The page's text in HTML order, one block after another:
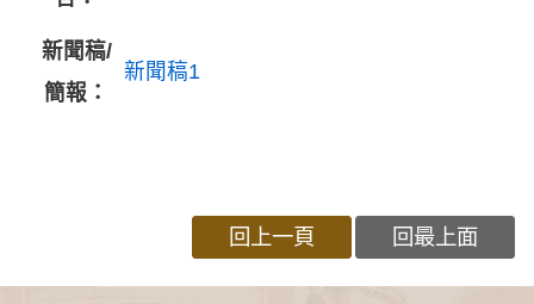
新聞稿/
簡報：
新聞稿1
回上一頁 回最上面